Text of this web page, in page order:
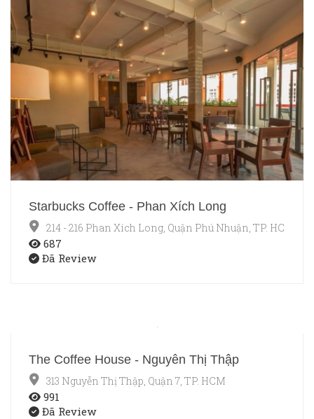
Starbucks Coffee - Phan Xích Long
214 - 216 Phan Xích Long, Quận Phú Nhuận, TP. HCM
687
Đã Review
The Coffee House - Nguyễn Thị Thập
313 Nguyễn Thị Thập, Quận 7, TP. HCM
991
Đã Review